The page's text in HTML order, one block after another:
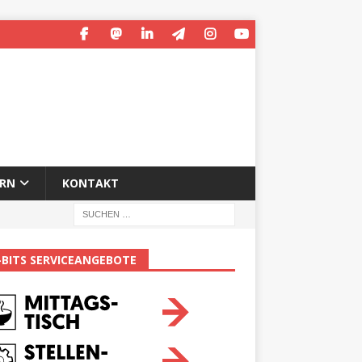
KONTAKT
SERVICEANGEBOTE